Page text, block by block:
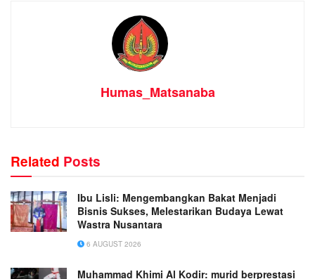
Humas_Matsanaba
Related Posts
Ibu Lisli: Mengembangkan Bakat Menjadi
Bisnis Sukses, Melestarikan Budaya Lewat
Wastra Nusantara
6 AUGUST 2026
Muhammad Khimi Al Kodir: murid berprestasi